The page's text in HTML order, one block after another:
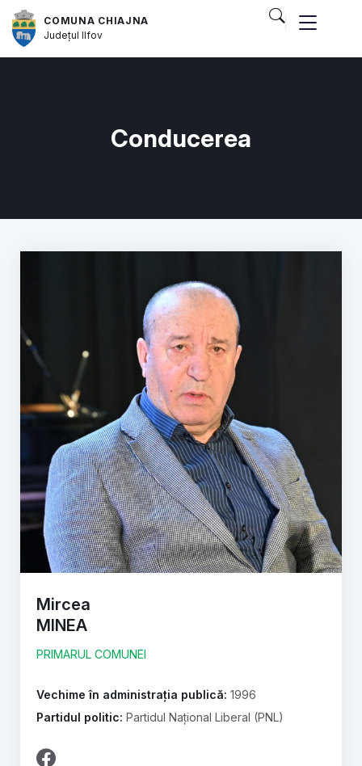
COMUNA CHIAJNA
JudețulIlfov
Conducerea
Mircea
MINEA
PRIMARUL COMUNEI
Vechime în administrația publică: 1996
Partidul politic: Partidul Național Liberal (PNL)